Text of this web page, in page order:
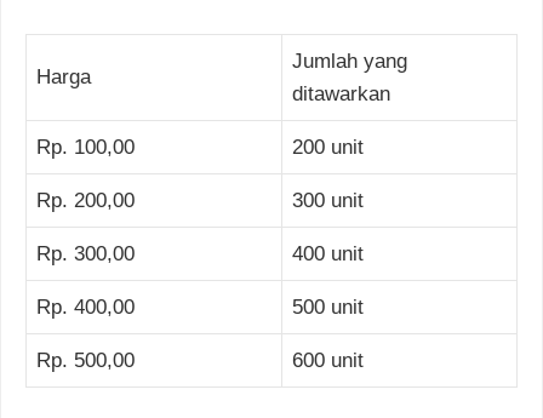
Harga
Jumlah yang
ditawarkan
Rp. 100,00 200 unit
Rp. 200,00 300 unit
Rp. 300,00 400 unit
Rp. 400,00 500 unit
Rp. 500,00 600 unit